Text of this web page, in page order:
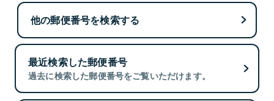
他の郵便番号を検索する
最近検索した郵便番号
過去に検索した郵便番号をご覧いただけます。